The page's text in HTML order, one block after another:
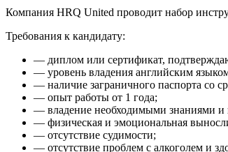
Компания HRQ United проводит набор
Требования к кандидату:
— диплом или сертификат,
— уровень владения английским
— наличие заграничного паспорта со
— опыт работы от 1 года;
— владение необходимыми знаниями и
— физическая и эмоциональная
— отсутствие судимости;
— отсутствие проблем с алкоголем и